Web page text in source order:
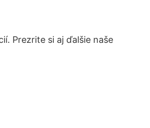
Prezrite si aj ďalšie naše